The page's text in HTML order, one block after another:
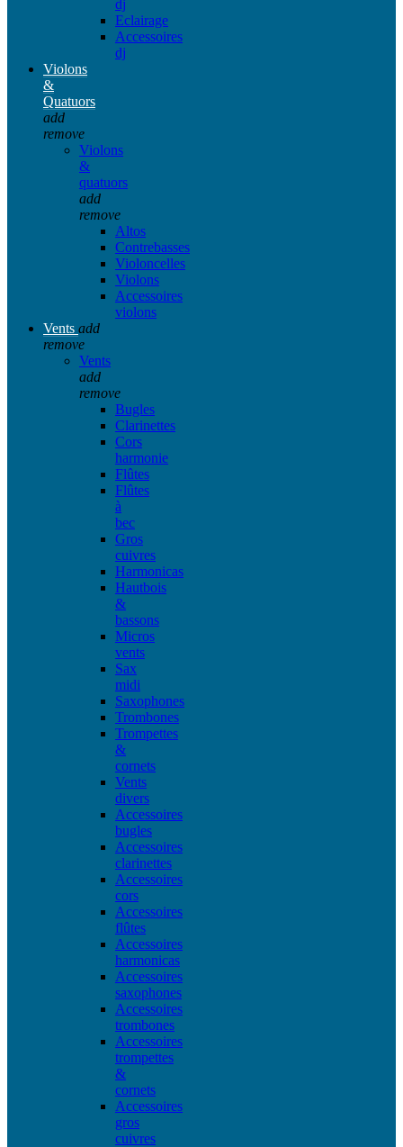
dj
Eclairage
Accessoires
dj
Violons
&
Quatuors
add
remove
Violons
&
quatuors
add
remove
Altos
Contrebasses
Violoncelles
Violons
Accessoires
violons
Vents add
remove
Vents
add
remove
Bugles
Clarinettes
Cors
harmonie
Flûtes
Flûtes
à
bec
Gros
cuivres
Harmonicas
Hautbois
&
bassons
Micros
vents
Sax
midi
Saxophones
Trombones
Trompettes
&
cornets
Vents
divers
Accessoires
bugles
Accessoires
clarinettes
Accessoires
cors
Accessoires
flûtes
Accessoires
harmonicas
Accessoires
saxophones
Accessoires
trombones
Accessoires
trompettes
&
cornets
Accessoires
gros
cuivres